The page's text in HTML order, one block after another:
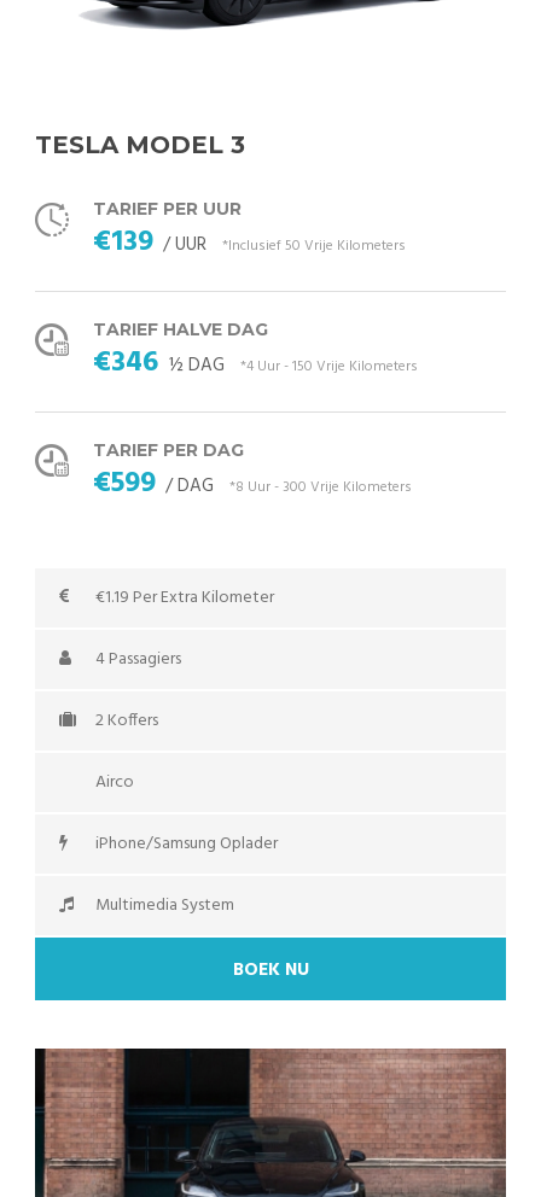
TESLA MODEL 3
TARIEF PER UUR
€139 / UUR *Inclusief 50 Vrije Kilometers
TARIEF HALVE DAG
€346 ½ DAG *4 Uur - 150 Vrije Kilometers
TARIEF PER DAG
€599 / DAG *8 Uur - 300 Vrije Kilometers
€1.19 Per Extra Kilometer
4 Passagiers
2 Koffers
Airco
iPhone/Samsung Oplader
Multimedia System
BOEK NU